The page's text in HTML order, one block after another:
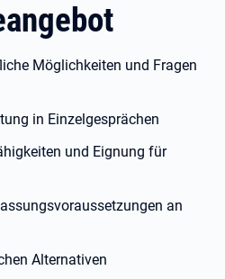
Möglichkeiten und Fragen
in Einzelgesprächen
und Eignung für
an
Alternativen